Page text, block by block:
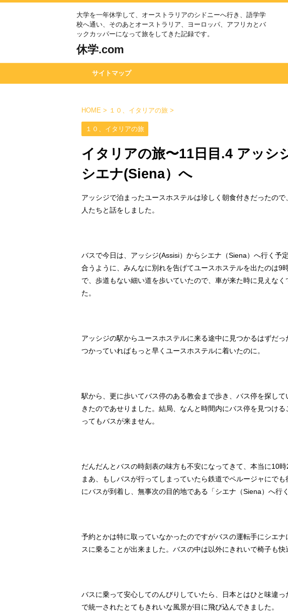
大学を一年休学して、オーストラリアのシドニーへ行き、語学学
校へ通い、そのあとオーストラリア、ヨーロッパ、アフリカとバ
ックカッパーになって旅をしてきた記録です。
休学.com
サイトマップ
HOME > １０、イタリアの旅 >
１０、イタリアの旅
イタリアの旅〜11日目.4 アッ
シエナ(Siena）へ
アッシジで泊まったユースホステルは珍しく朝食付きだったの
人たちと話をしました。
バスで今日は、アッシジ(Assisi）からシエナ（Siena）へ行く予
合うように、みんなに別れを告げてユースホステルを出たのは9
で、歩道もない細い道を歩いていたので、車が来た時に見えな
た。
アッシジの駅からユースホステルに来る途中に見つかるはずだ
つかっていればもっと早くユースホステルに着いたのに。
駅から、更に歩いてバス停のある教会まで歩き、バス停を探し
きたのであせりました。結局、なんと時間内にバス停を見つけ
ってもバスが来ません。
だんだんとバスの時刻表の味方も不安になってきて、本当に10
まあ、もしバスが行ってしまっていたら鉄道でペルージャにで
にバスが到着し、無事次の目的地である「シエナ（Siena）へ行
予約とかは特に取っていなかったのですがバスの運転手にシエ
スに乗ることが出来ました。バスの中は以外にきれいで椅子も快
バスに乗って安心してのんびりしていたら、日本とはひと味違
で統一されたとてもきれいな風景が目に飛び込んできました。